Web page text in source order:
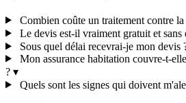
Combien coûte un traitement contre
Le devis est-il vraiment gratuit et sans
Sous quel délai recevrai-je mon devis
Mon assurance habitation couvre-t-
? ▾
Quels sont les signes qui doivent